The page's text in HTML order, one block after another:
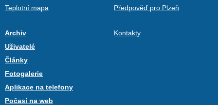
Teplotní mapa
Předpověď pro Plzeň
Archiv
Uživatelé
Články
Fotogalerie
Aplikace na telefony
Počasí na web
Kontakty